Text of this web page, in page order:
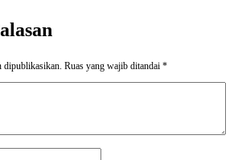
dipublikasikan. Ruas yang wajib ditandai *